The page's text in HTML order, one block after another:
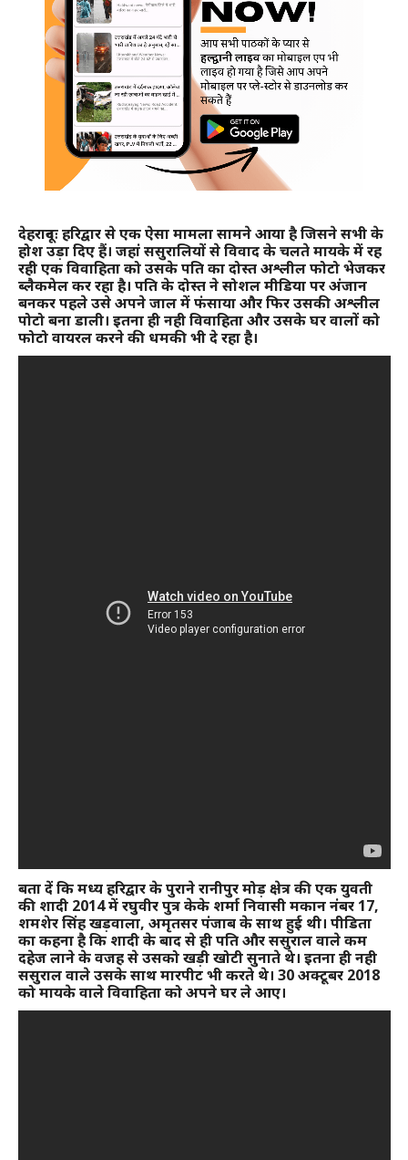
देहरादूनः हरिद्वार से एक ऐसा मामला सामने आया है जिसने सभी के
होश उड़ा दिए हैं। जहां ससुरालियों से विवाद के चलते मायके में रह
रही एक विवाहिता को उसके पति का दोस्त अश्लील फोटो भेजकर
ब्लैकमेल कर रहा है। पति के दोस्त ने सोशल मीडिया पर अंजान
बनकर पहले उसे अपने जाल में फंसाया और फिर उसकी अश्लील
पोटो बना डाली। इतना ही नही विवाहिता और उसके घर वालों को
फोटो वायरल करने की धमकी भी दे रहा है।
बता दें कि मध्य हरिद्वार के पुराने रानीपुर मोड़ क्षेत्र की एक युवती
की शादी 2014 में रघुवीर पुत्र केके शर्मा निवासी मकान नंबर 17,
शमशेर सिंह खड़वाला, अमृतसर पंजाब के साथ हुई थी। पीडिता
का कहना है कि शादी के बाद से ही पति और ससुराल वाले कम
दहेज लाने के वजह से उसको खड़ी खोटी सुनाते थे। इतना ही नही
ससुराल वाले उसके साथ मारपीट भी करते थे। 30 अक्टूबर 2018
को मायके वाले विवाहिता को अपने घर ले आए।